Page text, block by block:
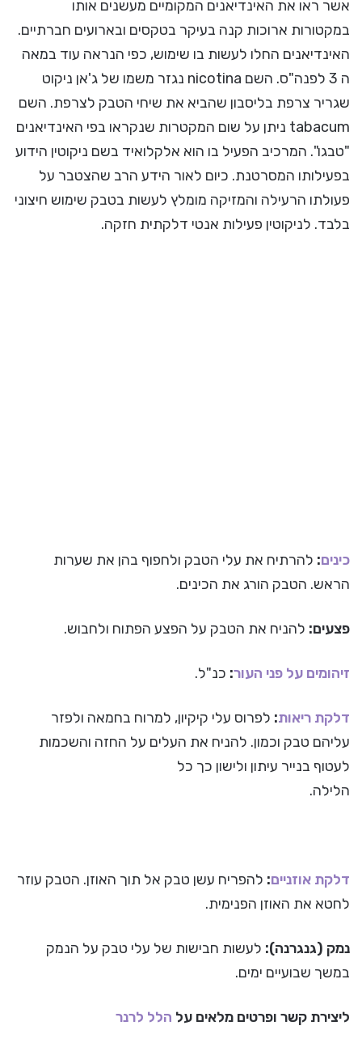
אשר ראו את האינדיאנים המקומיים מעשנים אותו
במקטורות ארוכות קנה בעיקר בטקסים ובארועים חברתיים.
האינדיאנים החלו לעשות בו שימוש, כפי הנראה עוד במאה
ה 3 לפנה"ס. השם nicotina נגזר משמו של ג'אן ניקוט
שגריר צרפת בליסבון שהביא את שיחי הטבק לצרפת. השם
tabacum ניתן על שום המקטרות שנקראו בפי האינדיאנים
"טבגו". המרכיב הפעיל בו הוא אלקלואיד בשם ניקוטין הידוע
בפעילותו המסרטנת. כיום לאור הידע הרב שהצטבר על
פעולתו הרעילה והמזיקה מומלץ לעשות בטבק שימוש חיצוני
בלבד. לניקוטין פעילות אנטי דלקתית חזקה.
כינים: להרתיח את עלי הטבק ולחפוף בהן את שערות
הראש. הטבק הורג את הכינים.
פצעים: להניח את הטבק על הפצע הפתוח ולחבוש.
זיהומים על פני העור: כנ"ל.
דלקת ריאות: לפרוס עלי קיקיון, למרוח בחמאה ולפזר
עליהם טבק וכמון. להניח את העלים על החזה והשכמות
לעטוף בנייר עיתון ולישון כך כל
הלילה.
דלקת אוזניים: להפריח עשן טבק אל תוך האוזן. הטבק עוזר
לחטא את האוזן הפנימית.
נמק (גנגרנה): לעשות חבישות של עלי טבק על הנמק
במשך שבועיים ימים.
ליצירת קשר ופרטים מלאים על הלל לרנר